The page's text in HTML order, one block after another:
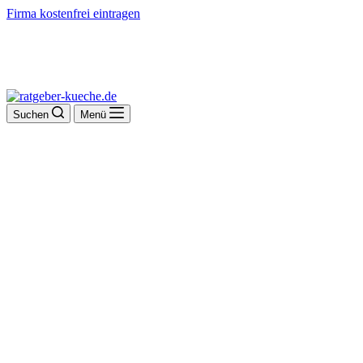
Firma kostenfrei eintragen
Suchen Menü